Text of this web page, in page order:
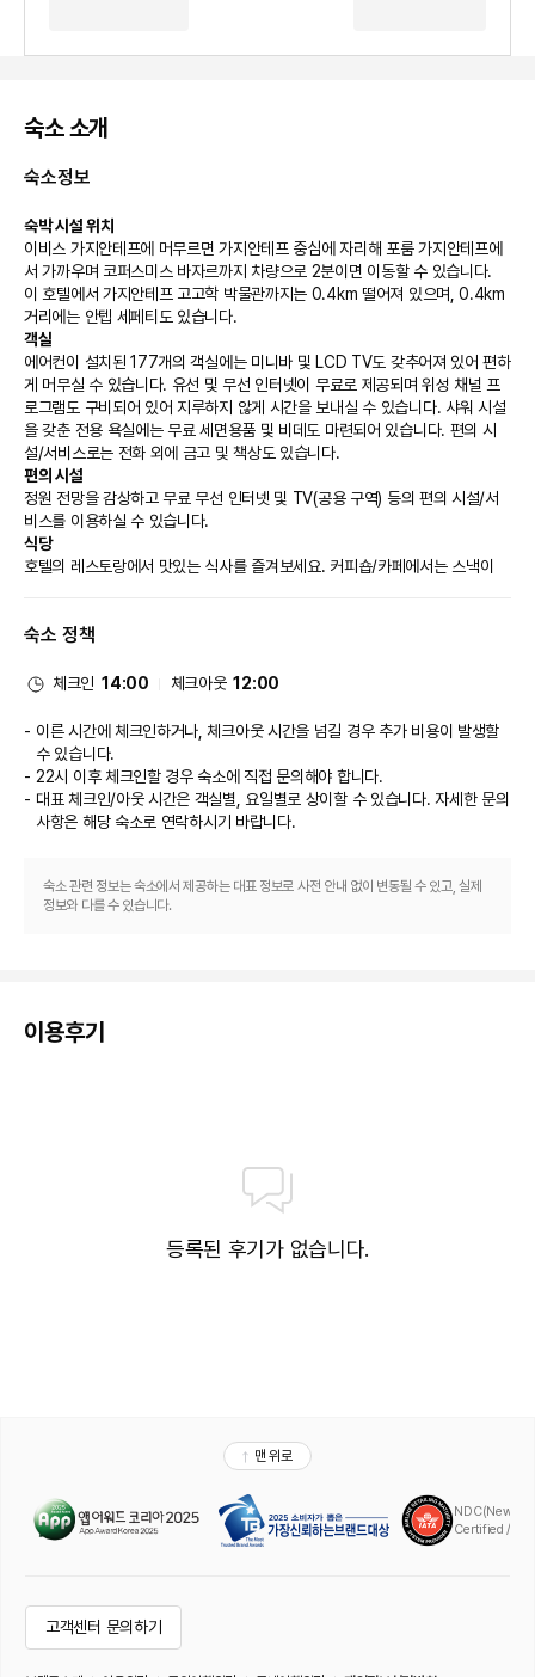
숙소 소개
숙소정보
숙박 시설 위치
이비스 가지안테프에 머무르면 가지안테프 중심에 자리해 포룸 가지안테프에
서 가까우며 코퍼스미스 바자르까지 차량으로 2분이면 이동할 수 있습니다.
이 호텔에서 가지안테프 고고학 박물관까지는 0.4km 떨어져 있으며, 0.4km
거리에는 안텝 세페티도 있습니다.
객실
에어컨이 설치된 177개의 객실에는 미니바 및 LCD TV도 갖추어져 있어 편하
게 머무실 수 있습니다. 유선 및 무선 인터넷이 무료로 제공되며 위성 채널 프
로그램도 구비되어 있어 지루하지 않게 시간을 보내실 수 있습니다. 샤워 시설
을 갖춘 전용 욕실에는 무료 세면용품 및 비데도 마련되어 있습니다. 편의 시
설/서비스로는 전화 외에 금고 및 책상도 있습니다.
편의 시설
정원 전망을 감상하고 무료 무선 인터넷 및 TV(공용 구역) 등의 편의 시설/서
비스를 이용하실 수 있습니다.
식당
호텔의 레스토랑에서 맛있는 식사를 즐겨보세요. 커피숍/카페에서는 스낵이
매일 06:00 ~ 10:00에 유료로 이용하실 수 있습니다.
대표적인 편의 시설과 서비스로는 24시간 운영 비즈니스 센터, 간편 체크인,
다.
숙소 정책
체크인 14:00 체크아웃 12:00
이른 시간에 체크인하거나, 체크아웃 시간을 넘길 경우 추가 비용이 발생할
수 있습니다.
22시 이후 체크인할 경우 숙소에 직접 문의해야 합니다.
대표 체크인/아웃 시간은 객실별, 요일별로 상이할 수 있습니다. 자세한 문의
사항은 해당 숙소로 연락하시기 바랍니다.
숙소 관련 정보는 숙소에서 제공하는 대표 정보로 사전 안내 없이 변동될 수 있고, 실제
정보와 다를 수 있습니다.
이용후기
등록된 후기가 없습니다.